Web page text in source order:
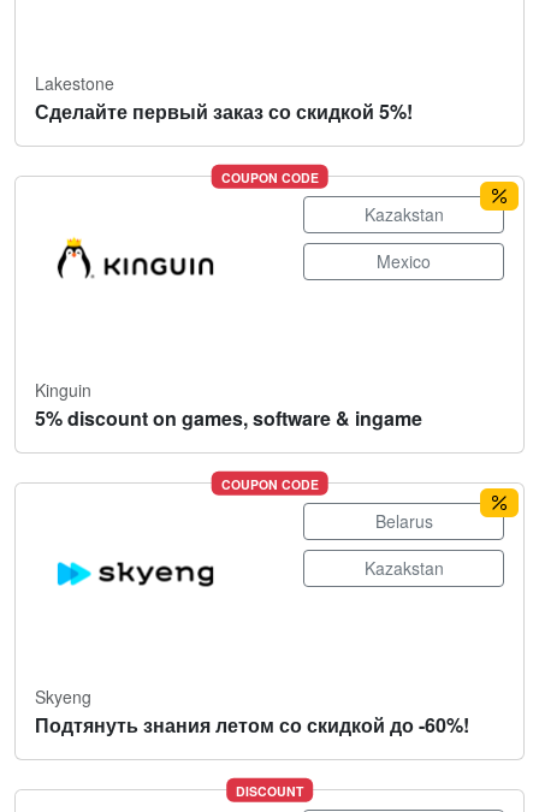
Lakestone
Сделайте первый заказ со скидкой 5%!
COUPON CODE
Kazakstan
Mexico
Kinguin
5% discount on games, software & ingame
COUPON CODE
Belarus
Kazakstan
Skyeng
Подтянуть знания летом со скидкой до -60%!
DISCOUNT